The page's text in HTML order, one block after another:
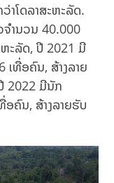
າໂດລາສະຫະລັດ.
ານວນ 40.000
ຫະລັດ, ປີ 2021 ມີ
ທື່ອຄົນ, ສ້າງລາຍ
2022 ມີນັກ
ຄົນ, ສ້າງລາຍຮັບ